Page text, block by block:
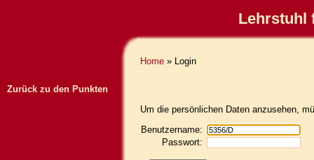
Lehrstuhl
Zurück zu den Punkten
Home » Login
Um die persönlichen Daten anzusehen,
Benutzername:
Passwort: